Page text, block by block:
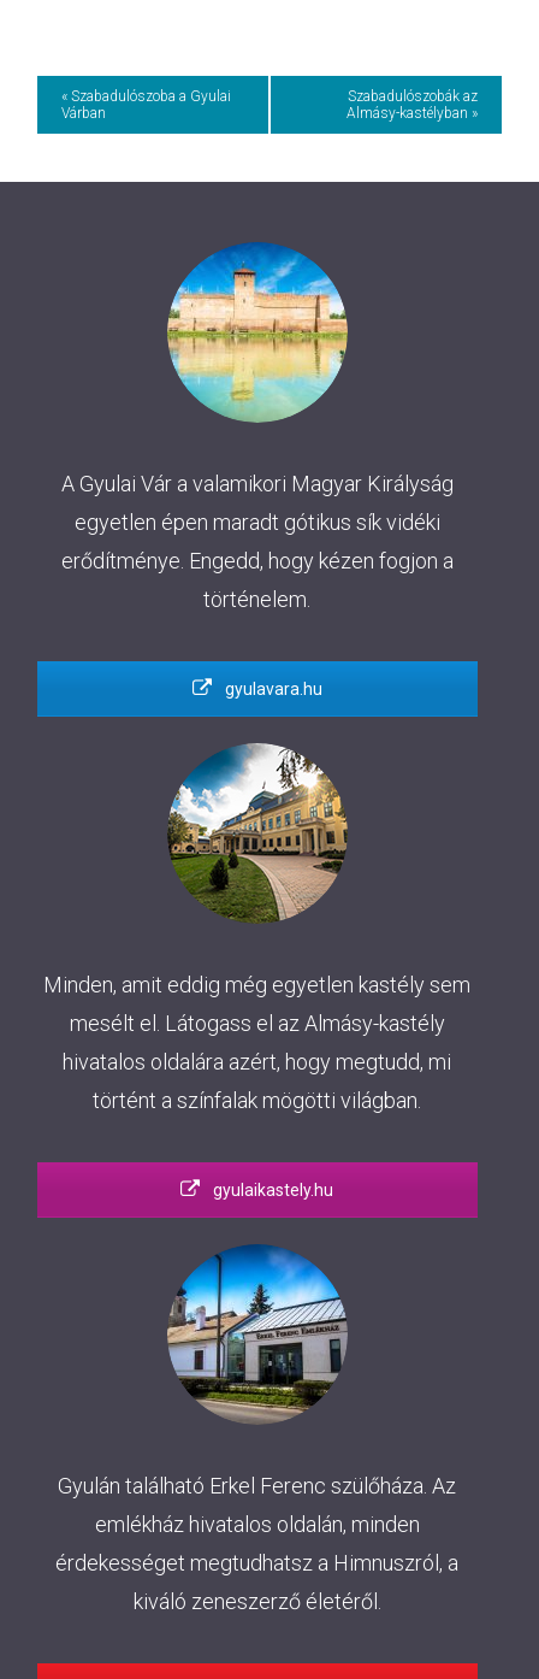
Event
Navigation
« Szabadulószoba a Gyulai
Várban
Szabadulószobák az
Almásy-kastélyban »
A Gyulai Vár a valamikori Magyar Királyság
egyetlen épen maradt gótikus sík vidéki
erődítménye. Engedd, hogy kézen fogjon a
történelem.
gyulavara.hu
Minden, amit eddig még egyetlen kastély sem
mesélt el. Látogass el az Almásy-kastély
hivatalos oldalára azért, hogy megtudd, mi
történt a színfalak mögötti világban.
gyulaikastely.hu
Gyulán található Erkel Ferenc szülőháza. Az
emlékház hivatalos oldalán, minden
érdekességet megtudhatsz a Himnuszról, a
kiváló zeneszerző életéről.